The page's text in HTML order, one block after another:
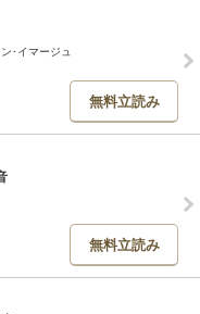
･イマージュ
無料立読み
無料立読み